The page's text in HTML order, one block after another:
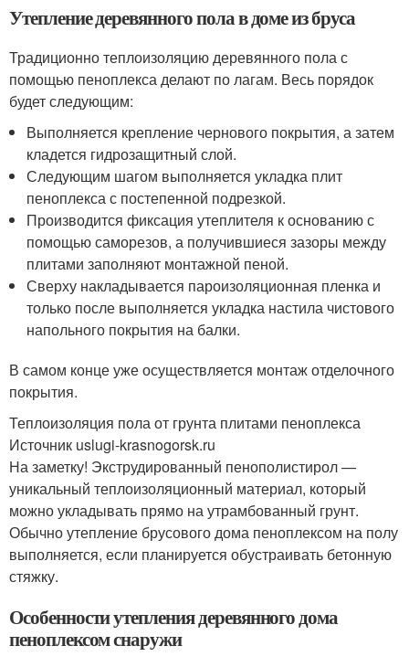
Утепление деревянного пола в доме из бруса
Традиционно теплоизоляцию деревянного пола с
помощью пеноплекса делают по лагам. Весь порядок
будет следующим:
Выполняется крепление чернового покрытия, а затем
кладется гидрозащитный слой.
Следующим шагом выполняется укладка плит
пеноплекса с постепенной подрезкой.
Производится фиксация утеплителя к основанию с
помощью саморезов, а получившиеся зазоры между
плитами заполняют монтажной пеной.
Сверху накладывается пароизоляционная пленка и
только после выполняется укладка настила чистового
напольного покрытия на балки.
В самом конце уже осуществляется монтаж отделочного
покрытия.
Теплоизоляция пола от грунта плитами пеноплекса
Источник uslugi-krasnogorsk.ru
На заметку! Экструдированный пенополистирол —
уникальный теплоизоляционный материал, который
можно укладывать прямо на утрамбованный грунт.
Обычно утепление брусового дома пеноплексом на полу
выполняется, если планируется обустраивать бетонную
стяжку.
Особенности утепления деревянного дома
пеноплексом снаружи